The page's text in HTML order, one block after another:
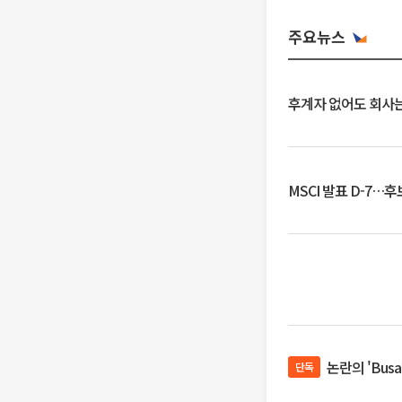
주요뉴스
후계자 없어도 회사
MSCI 발표 D-7…후
단독 논란의